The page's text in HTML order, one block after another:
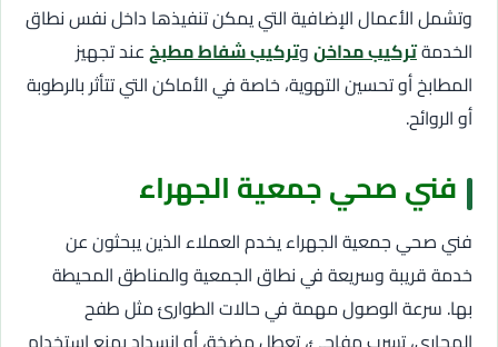
وتشمل الأعمال الإضافية التي يمكن تنفيذها داخل نفس نطاق
الخدمةتركيب مداخنوتركيب شفاط مطبخعند تجهيز
المطابخ أو تحسين التهوية، خاصة في الأماكن التي تتأثر بالرطوبة
أو الروائح.
فني صحي جمعية الجهراء
فني صحي جمعية الجهراء يخدم العملاء الذين يبحثون عن
خدمة قريبة وسريعة في نطاق الجمعية والمناطق المحيطة
بها. سرعة الوصول مهمة في حالات الطوارئ مثل طفح